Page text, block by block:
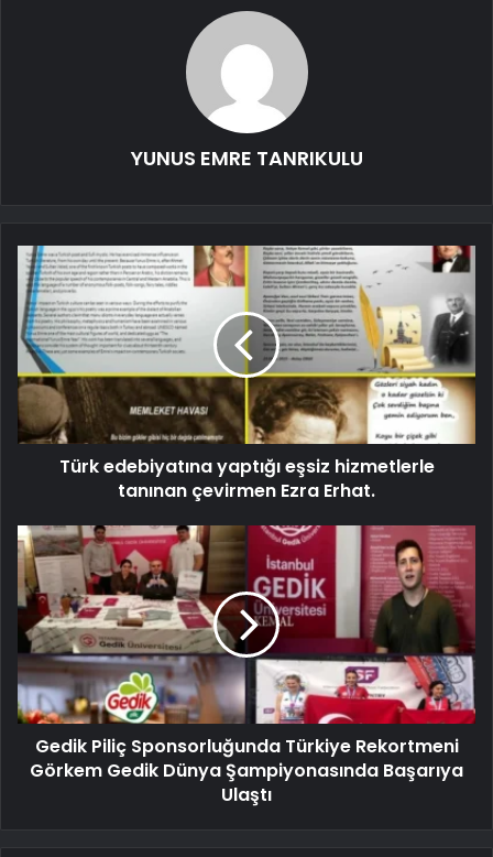
YUNUS EMRE TANRIKULU
Türk edebiyatına yaptığı eşsiz hizmetlerle
tanınan çevirmen Ezra Erhat.
Gedik Piliç Sponsorluğunda Türkiye Rekortmeni
Görkem Gedik Dünya Şampiyonasında Başarıya
Ulaştı